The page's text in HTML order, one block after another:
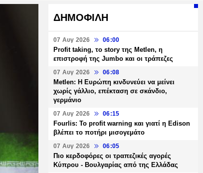
ΔΗΜΟΦΙΛΗ
07 Αυγ 2026 06:00
Profit taking, το story της Metlen, η
επιστροφή της Jumbo και οι τράπεζες
07 Αυγ 2026 06:08
Metlen: Η Ευρώπη κινδυνεύει να μείνει
χωρίς γάλλιο, επέκταση σε σκάνδιο,
γερμάνιο
07 Αυγ 2026 06:15
Fourlis: Το profit warning και γιατί η Edison
βλέπει το ποτήρι μισογεμάτο
07 Αυγ 2026 06:05
Πιο κερδοφόρες οι τραπεζικές αγορές
Κύπρου - Βουλγαρίας από της Ελλάδας